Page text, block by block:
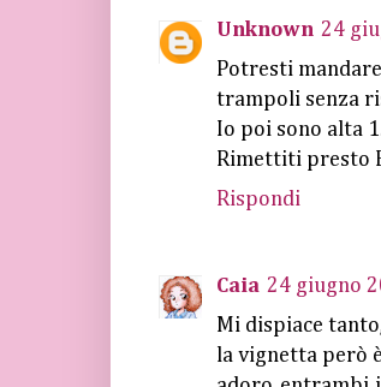
Unknown 24
Potresti
trampoli senza
Io poi sono alta
Rimettiti presto
Rispondi
Caia 24 giugno
Mi dispiace
la vignetta però